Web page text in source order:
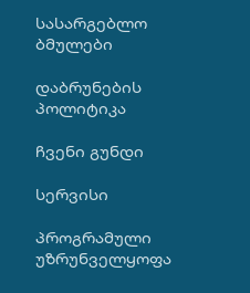
ᲡᲐᲡᲐᲠᲒᲔᲑᲚᲝ
ᲑᲛᲣᲚᲔᲑᲘ
დაბრუნების
პოლიტიკა
ჩვენი გუნდი
სერვისი
პროგრამული
უზრუნველყოფა